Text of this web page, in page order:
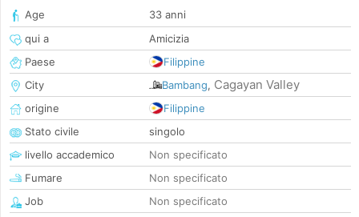
Age
33 anni
qui a
Amicizia
Paese
Filippine
City
Bambang, Cagayan Valley
origine
Filippine
Stato civile
singolo
livello accademico
Non specificato
Fumare
Non specificato
Job
Non specificato